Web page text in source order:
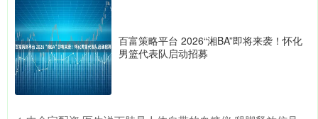
百富策略平台 2026“湘BA”即将来袭！怀化
男篮代表队启动招募